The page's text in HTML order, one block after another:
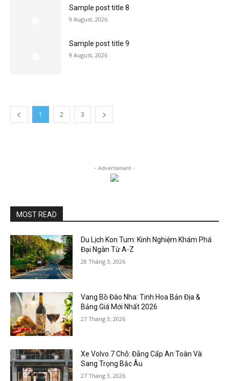
Sample post title 8
9 August, 2026
Sample post title 9
9 August, 2026
1 2 3
- Advertisment -
MOST READ
Du Lịch Kon Tum: Kinh Nghiệm Khám Phá
Đại Ngàn Từ A-Z
28 Tháng 3, 2026
Vang Bồ Đào Nha: Tinh Hoa Bản Địa &
Bảng Giá Mới Nhất 2026
27 Tháng 3, 2026
Xe Volvo 7 Chỗ: Đẳng Cấp An Toàn Và
Sang Trọng Bắc Âu
27 Tháng 3, 2026